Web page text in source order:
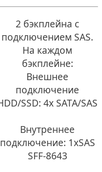
2 бэкплейна с
подключением SAS.
На каждом
бэкплейне:
Внешнее
подключение
SSD: 4x SATA/SAS
Внутреннее
подключение: 1xSAS
SFF-8643